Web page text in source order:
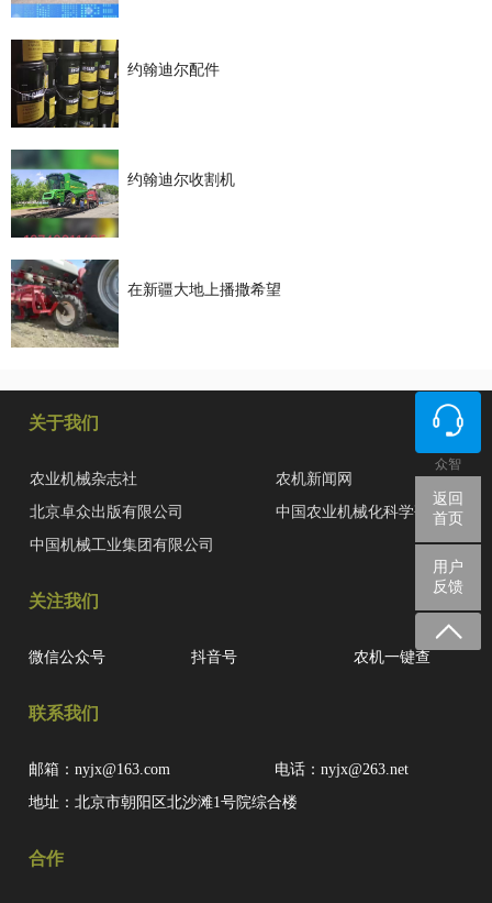
约翰迪尔配件
约翰迪尔收割机
在新疆大地上播撒希望
众智
返回
首页
用户
反馈
关于我们
农业机械杂志社
农机新闻网
北京卓众出版有限公司
中国农业机械化科学研究院
中国机械工业集团有限公司
关注我们
微信公众号 抖音号 农机一键查
联系我们
邮箱：nyjx@163.com
电话：nyjx@263.net
地址：北京市朝阳区北沙滩1号院综合楼
合作